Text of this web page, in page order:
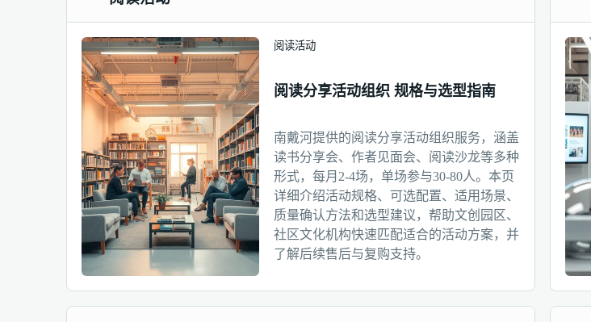
阅读活动
阅读分享活动组织 规格与选型指南
南戴河提供的阅读分享活动组织服务，涵盖
读书分享会、作者见面会、阅读沙龙等多种
形式，每月2-4场，单场参与30-80人。本页
详细介绍活动规格、可选配置、适用场景、
质量确认方法和选型建议，帮助文创园区、
社区文化机构快速匹配适合的活动方案，并
了解后续售后与复购支持。